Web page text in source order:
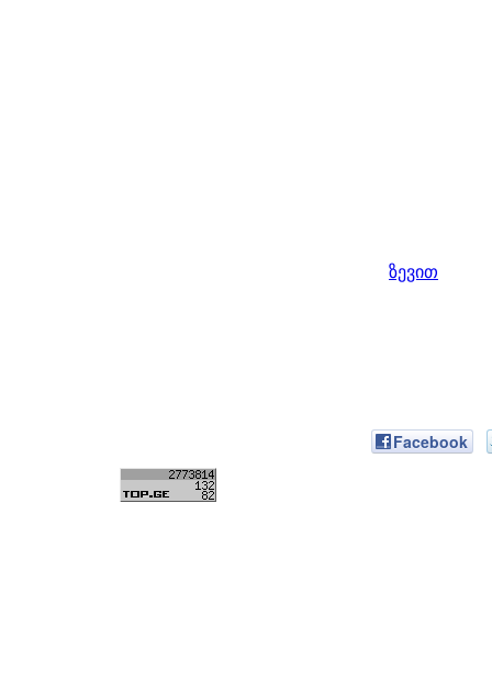
ზევით
Facebook